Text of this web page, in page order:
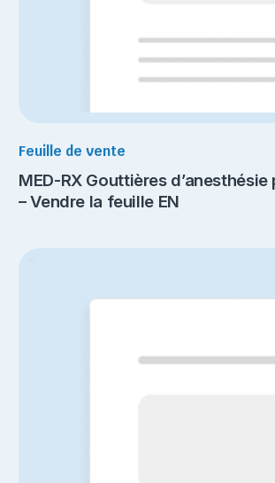
Feuille de vente
MED-RX Gouttières
– Vendre la feuille EN